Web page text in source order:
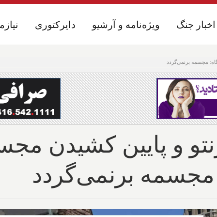
مجسمه برنمی‌گردد
دایرکتوری ویژه‌نامه و آرشیو اخبار جنگ دایرکتوری ویژه‌نامه و آرشیو اخبار جنگ
و پایین کشیدن
مجسمه برنمی‌گردد